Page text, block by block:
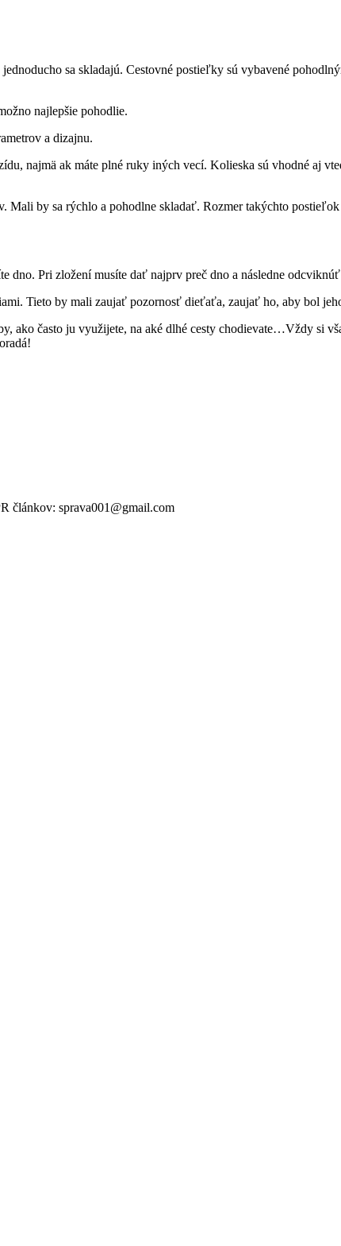
sa skladajú. Cestovné postieľky sú vybavené
najlepšie pohodlie.
a dizajnu.
najmä ak máte plné ruky iných vecí. Kolieska sú vhodné aj
by sa rýchlo a pohodlne skladať. Rozmer takýchto
dno. Pri zložení musíte dať najprv preč dno a následne
Tieto by mali zaujať pozornosť dieťaťa, zaujať ho, aby bol
ako často ju využijete, na aké dlhé cesty chodievate…Vždy si
článkov: sprava001@gmail.com